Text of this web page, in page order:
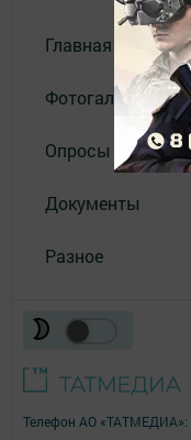
Главная
Фотогалереи
Опросы
Документы
Разное
Телефон АО «ТАТМЕДИА»: